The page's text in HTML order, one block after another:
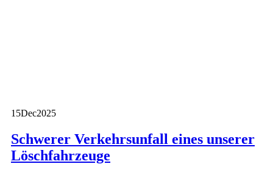
15Dec2025
Schwerer Verkehrsunfall eines unserer
Löschfahrzeuge